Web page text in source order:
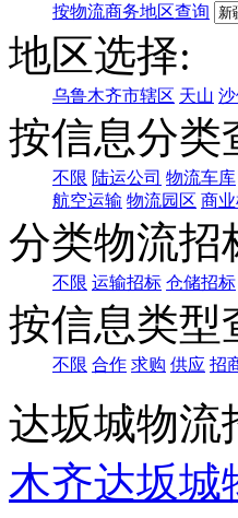
按物流商务地区查询
地区选择:
乌鲁木齐市辖区 天山
按信息分类
不限 陆运公司 物流车库
航空运输 物流园区 商
分类物流招
不限 运输招标 仓储招标
按信息类型
不限 合作 求购 供应 招
达坂城物流
木齐达坂城